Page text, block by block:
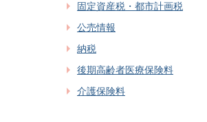
固定資産税・都市計画税
公売情報
納税
後期高齢者医療保険料
介護保険料